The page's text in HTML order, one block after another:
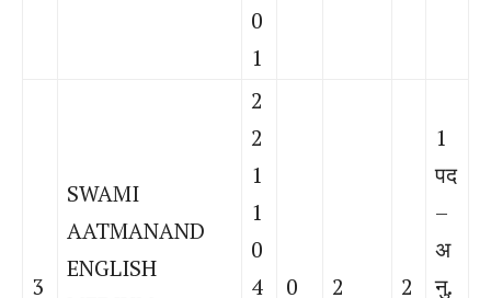
0
1
3
SWAMI
AATMANAND
ENGLISH
2
2
1
1
0
4
0 2 2
1
पद
–
अ
नु.